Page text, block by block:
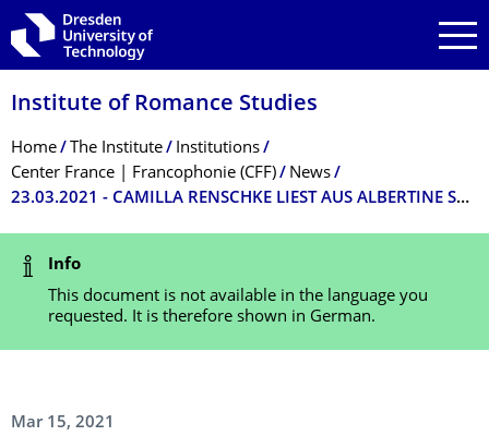
Skip to main navigation
Skip to search
Skip to content
Institute of Romance Studies
Breadcrumb Menu
Home The Institute
Institutions
Center France | Francophonie (CFF)
News
23.03.2021 - CAMILLA RENSCHKE LIEST AUS ALBERTINE SARRAZINS ROMAN "DER AUSBRUCH"
Status Message
Info
This document is not available in the language you
requested. It is therefore shown in German.
Mar 15, 2021